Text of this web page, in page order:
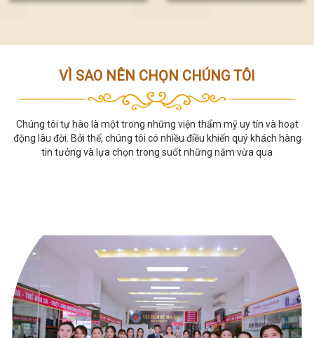
2024
VÌ SAO NÊN CHỌN CHÚNG TÔI
Chúng tôi tự hào là một trong những viện thẩm mỹ uy tín và hoạt
động lâu đời. Bởi thế, chúng tôi có nhiều điều khiến quý khách hàng
tin tưởng và lựa chọn trong suốt những năm vừa qua